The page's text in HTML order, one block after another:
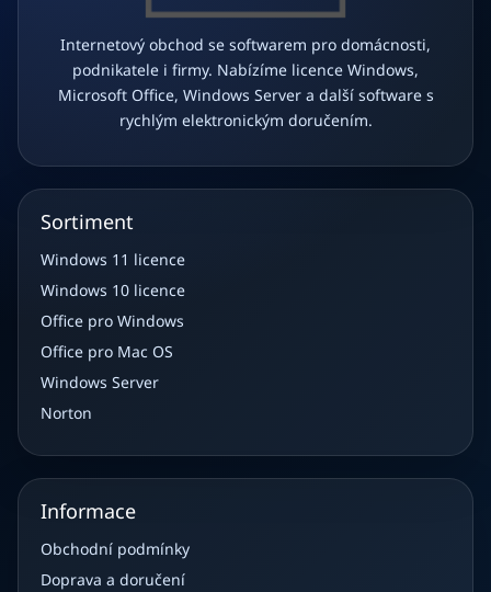
Internetový obchod se softwarem pro domácnosti,
podnikatele i firmy. Nabízíme licence Windows,
Microsoft Office, Windows Server a další software s
rychlým elektronickým doručením.
Sortiment
Windows 11 licence
Windows 10 licence
Office pro Windows
Office pro Mac OS
Windows Server
Norton
Informace
Obchodní podmínky
Doprava a doručení